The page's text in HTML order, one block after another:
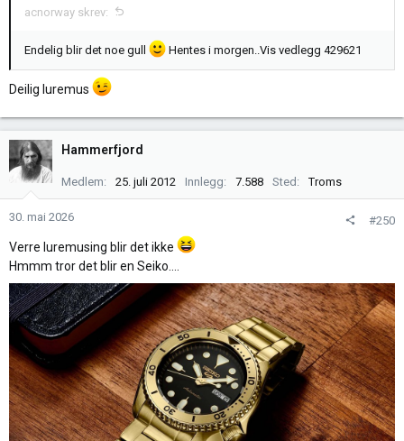
:
acnorway skrev:
Endelig blir det noe gull Hentes i morgen..Vis vedlegg 429621
Deilig luremus
Hammerfjord
Medlem 25. juli 2012 Innlegg 7.588 Sted Troms
30. mai 2026 #250
Verre luremusing blir det ikke
Hmmm tror det blir en Seiko....